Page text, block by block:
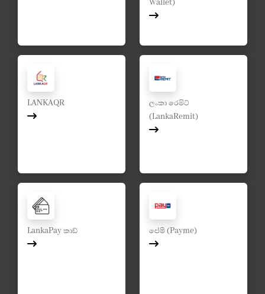
Wallet)
LANKAQR
ලංකා රෙමිට්
(LankaRemit)
LankaPay කාඩ් පේමී (Payme)